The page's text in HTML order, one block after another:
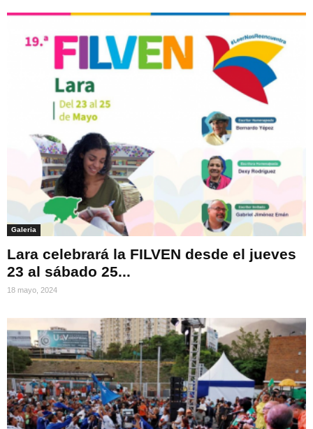
Galeria
Lara celebrará la FILVEN desde el jueves
23 al sábado 25...
18 mayo, 2024